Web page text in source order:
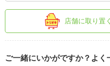
店舗に取り置
ご一緒にいかがですか？よ